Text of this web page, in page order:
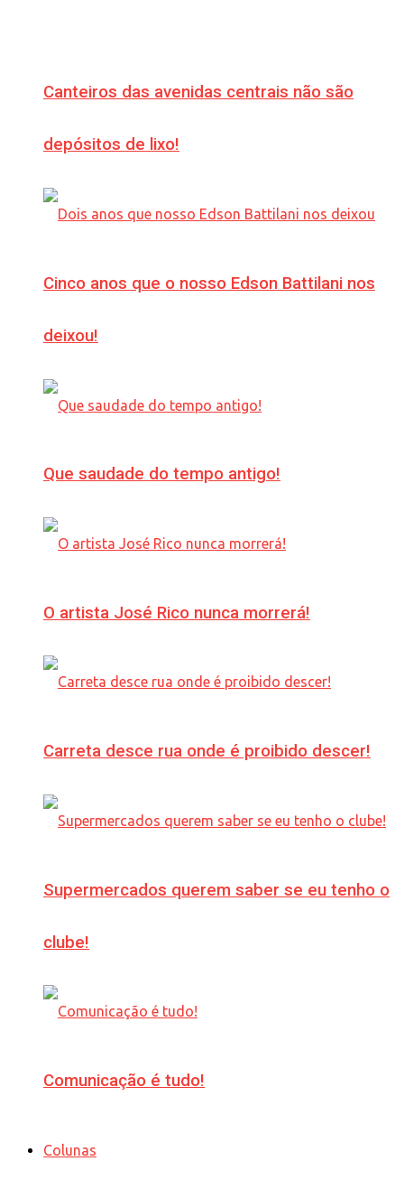
Canteiros das avenidas centrais não são
depósitos de lixo!
Cinco anos que o nosso Edson Battilani nos
deixou!
Que saudade do tempo antigo!
O artista José Rico nunca morrerá!
Carreta desce rua onde é proibido descer!
Supermercados querem saber se eu tenho o
clube!
Comunicação é tudo!
Colunas